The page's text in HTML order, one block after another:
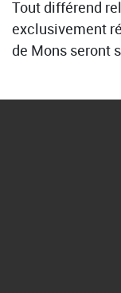
Tout différend
exclusivement
de Mons seront